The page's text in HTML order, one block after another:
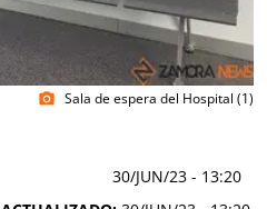
photo_camera Sala de espera del Hospital (1)
30/JUN/23 - 13:20